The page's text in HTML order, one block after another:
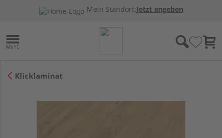
Mein Standort:Jetzt angeben
Klicklaminat